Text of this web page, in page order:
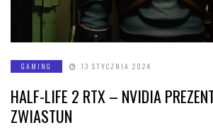
GAMING 13 STYCZNIA 2024
HALF-LIFE 2 RTX – NVIDIA
ZWIASTUN